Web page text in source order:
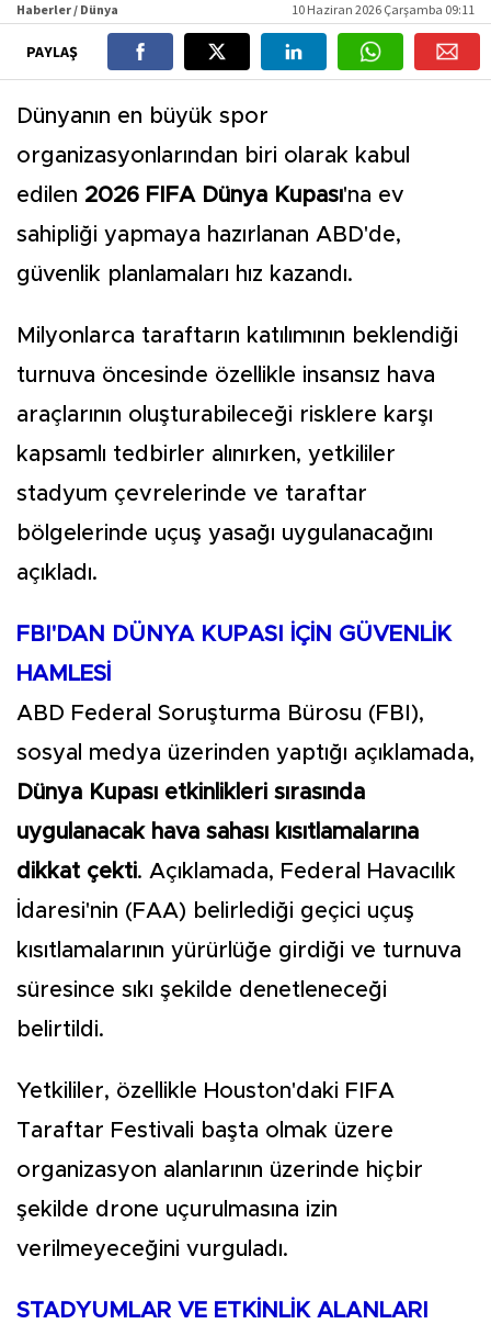
Haberler / Dünya 10 Haziran 2026 Çarşamba 09:11
PAYLAŞ
Dünyanın en büyük spor
organizasyonlarından biri olarak kabul
edilen 2026 FIFA Dünya Kupası'na ev
sahipliği yapmaya hazırlanan ABD'de,
güvenlik planlamaları hız kazandı.
Milyonlarca taraftarın katılımının beklendiği
turnuva öncesinde özellikle insansız hava
araçlarının oluşturabileceği risklere karşı
kapsamlı tedbirler alınırken, yetkililer
stadyum çevrelerinde ve taraftar
bölgelerinde uçuş yasağı uygulanacağını
açıkladı.
FBI'DAN DÜNYA KUPASI İÇİN GÜVENLİK
HAMLESİ
ABD Federal Soruşturma Bürosu (FBI),
sosyal medya üzerinden yaptığı açıklamada,
Dünya Kupası etkinlikleri sırasında
uygulanacak hava sahası kısıtlamalarına
dikkat çekti. Açıklamada, Federal Havacılık
İdaresi'nin (FAA) belirlediği geçici uçuş
kısıtlamalarının yürürlüğe girdiği ve turnuva
süresince sıkı şekilde denetleneceği
belirtildi.
Yetkililer, özellikle Houston'daki FIFA
Taraftar Festivali başta olmak üzere
organizasyon alanlarının üzerinde hiçbir
şekilde drone uçurulmasına izin
verilmeyeceğini vurguladı.
STADYUMLAR VE ETKİNLİK ALANLARI